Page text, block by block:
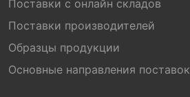
Поставки с онлайн складов
Поставки производителей
Образцы продукции
Основные направления поставок